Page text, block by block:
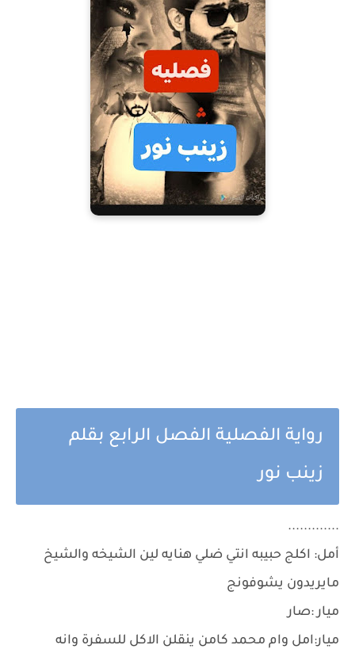
رواية الفصلية الفصل الرابع بقلم
زينب نور
.............
أمل: اكلج حبيبه انتي ضلي هنايه لين الشيخه والشيخ
مايريدون يشوفونج
ميار :صار
ميار:امل وام محمد كامن ينقلن الاكل للسفرة وانه